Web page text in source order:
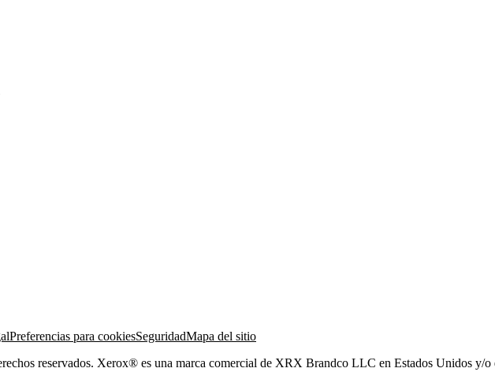
Preferencias para cookiesSeguridadMapa del sitio
reservados. Xerox® es una marca comercial de XRX Brandco LLC en Estados Unidos y/o